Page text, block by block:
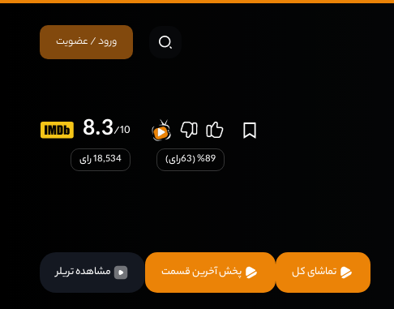
ورود / عضویت
8.3/10
18,534 رای 89
% (
63رای)
تماشای کل پخش آخرین قسمت مشاهده تریلر